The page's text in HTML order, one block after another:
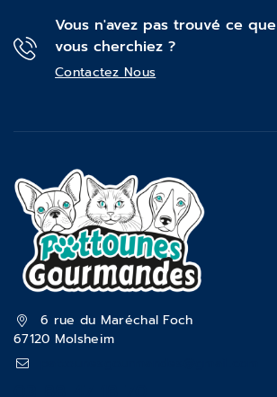
Vous n'avez pas trouvé ce que
vous cherchiez ?
Contactez Nous
6 rue du Maréchal Foch
67120 Molsheim